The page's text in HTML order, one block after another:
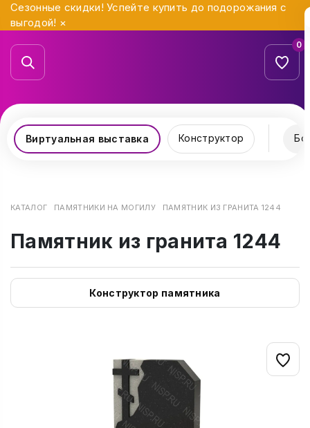
Сезонные скидки! Успейте купить до подорожания с
выгодой! ×
0
Виртуальная выставка Конструктор
КАТАЛОГ ПАМЯТНИКИ НА МОГИЛУ ПАМЯТНИК ИЗ ГРАНИТА 1244
Памятник из гранита 1244
Конструктор памятника